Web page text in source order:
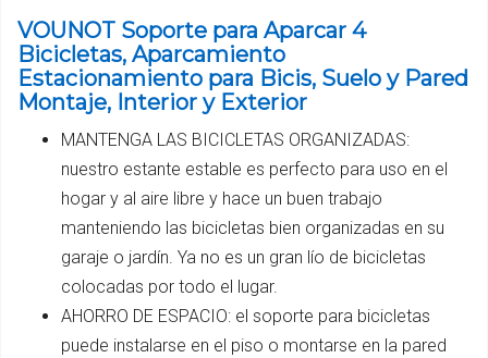
VOUNOT Soporte para Aparcar 4
Bicicletas, Aparcamiento
Estacionamiento para Bicis, Suelo y Pared
Montaje, Interior y Exterior
MANTENGA LAS BICICLETAS ORGANIZADAS:
nuestro estante estable es perfecto para uso en el
hogar y al aire libre y hace un buen trabajo
manteniendo las bicicletas bien organizadas en su
garaje o jardín. Ya no es un gran lío de bicicletas
colocadas por todo el lugar.
AHORRO DE ESPACIO: el soporte para bicicletas
puede instalarse en el piso o montarse en la pared